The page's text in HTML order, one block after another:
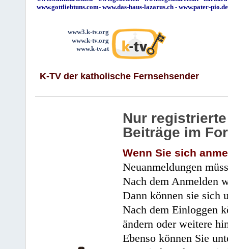
www.gottliebtuns.com- www.das-haus-lazarus.ch - www.pater-pio.de
www3.k-tv.org
www.k-tv.org
www.k-tv.at
K-TV der katholische Fernsehsender
Nur
Beiträge im
Wenn Sie sich
Neuanmeldungen
Nach dem Anmelden
Dann können sie sich
Nach dem Einloggen
ändern oder weitere
Ebenso können Sie